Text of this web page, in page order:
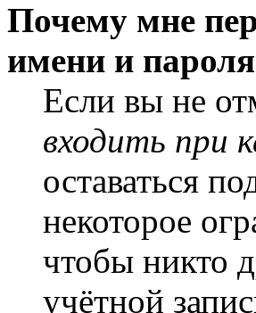
Почему мне
имени и
Если вы не
входить при
оставаться
некоторое
чтобы никто
учётной